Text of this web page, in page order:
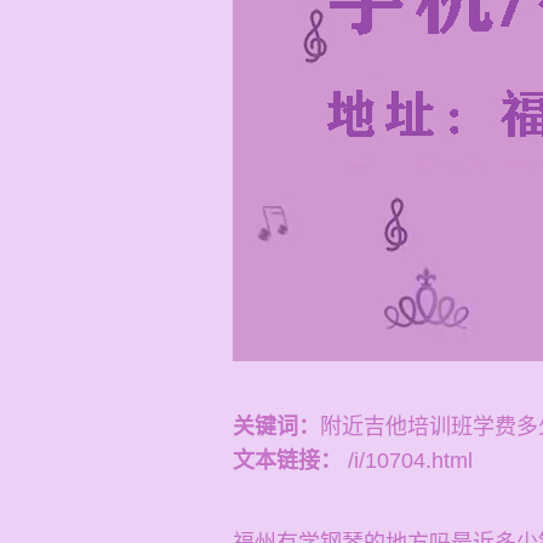
关键词：
附近吉他培训班学费多
文本链接：
/i/10704.html